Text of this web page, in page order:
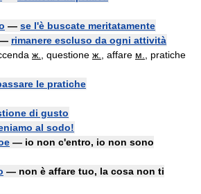
— se l'è buscate meritatamente
rimanere escluso da ogni attività
ж. , questione ж. , affare м.
, pratiche
le pratiche
di gusto
al sodo!
— io non c'entro, io non sono
— non è affare tuo, la cosa non ti